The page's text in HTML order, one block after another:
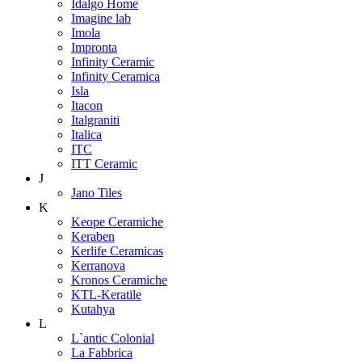
Idalgo Home
Imagine lab
Imola
Impronta
Infinity Ceramic
Infinity Ceramica
Isla
Itacon
Italgraniti
Italica
ITC
ITT Ceramic
J
Jano Tiles
K
Keope Ceramiche
Keraben
Kerlife Ceramicas
Kerranova
Kronos Ceramiche
KTL-Keratile
Kutahya
L
L`antic Colonial
La Fabbrica